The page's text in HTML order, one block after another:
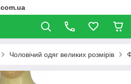
Чоловічий одяг великих розмірів